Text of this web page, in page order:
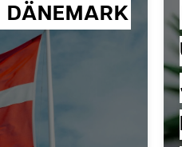
DÄNEMARK